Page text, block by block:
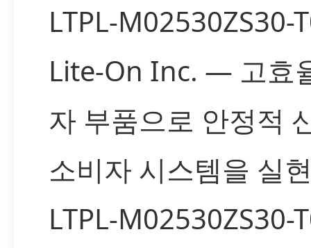
LTPL-M02530ZS30-
Lite-On Inc. — 고효
자 부품으로 안정적
소비자 시스템을 실
LTPL-M02530ZS30-